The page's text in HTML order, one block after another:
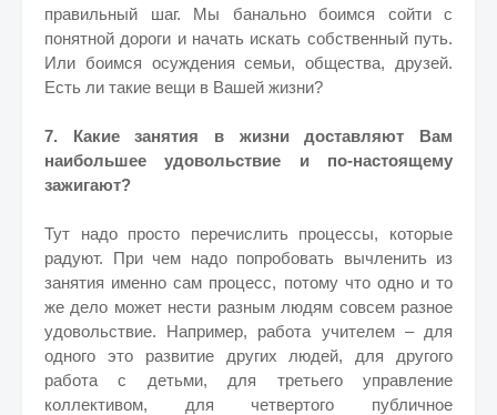
правильный шаг. Мы банально боимся сойти с
понятной дороги и начать искать собственный путь.
Или боимся осуждения семьи, общества, друзей.
Есть ли такие вещи в Вашей жизни?
7. Какие занятия в жизни доставляют Вам
наибольшее удовольствие и по-настоящему
зажигают?
Тут надо просто перечислить процессы, которые
радуют. При чем надо попробовать вычленить из
занятия именно сам процесс, потому что одно и то
же дело может нести разным людям совсем разное
удовольствие. Например, работа учителем – для
одного это развитие других людей, для другого
работа с детьми, для третьего управление
коллективом, для четвертого публичное